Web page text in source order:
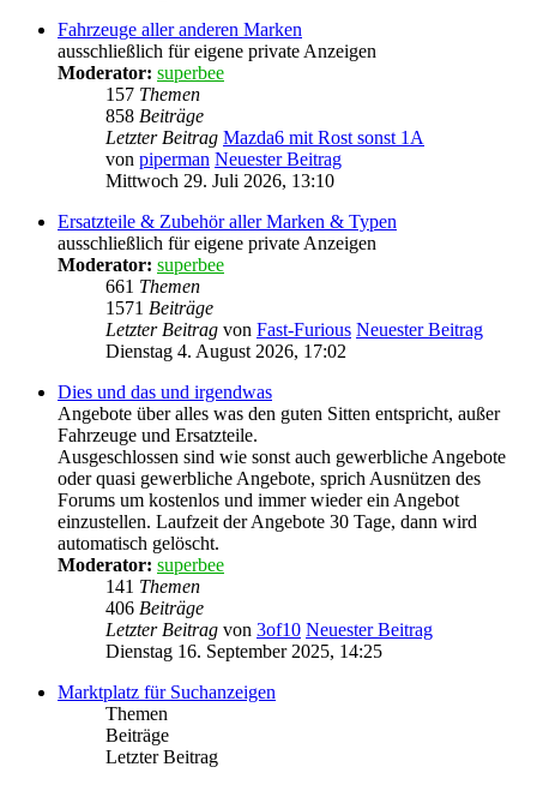
Fahrzeuge aller anderen Marken
ausschließlich für eigene private Anzeigen
Moderator: superbee
157 Themen
858 Beiträge
Letzter Beitrag Mazda6 mit Rost sonst 1A
von piperman Neuester Beitrag
Mittwoch 29. Juli 2026, 13:10
Ersatzteile & Zubehör aller Marken & Typen
ausschließlich für eigene private Anzeigen
Moderator: superbee
661 Themen
1571 Beiträge
Letzter Beitrag von Fast-Furious Neuester Beitrag
Dienstag 4. August 2026, 17:02
Dies und das und irgendwas
Angebote über alles was den guten Sitten entspricht, außer
Fahrzeuge und Ersatzteile.
Ausgeschlossen sind wie sonst auch gewerbliche Angebote
oder quasi gewerbliche Angebote, sprich Ausnützen des
Forums um kostenlos und immer wieder ein Angebot
einzustellen. Laufzeit der Angebote 30 Tage, dann wird
automatisch gelöscht.
Moderator: superbee
141 Themen
406 Beiträge
Letzter Beitrag von 3of10 Neuester Beitrag
Dienstag 16. September 2025, 14:25
Marktplatz für Suchanzeigen
Themen
Beiträge
Letzter Beitrag